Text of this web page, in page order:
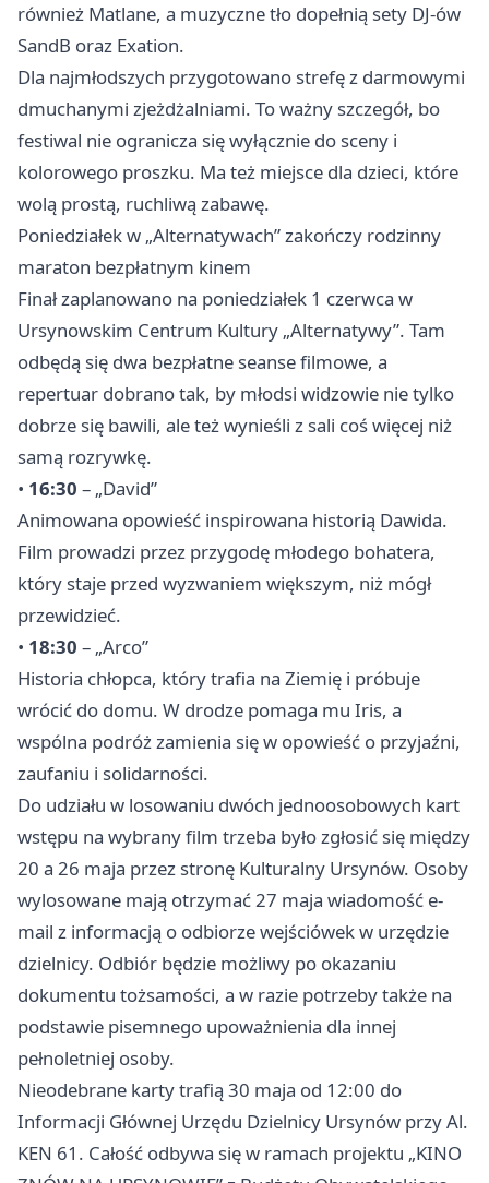
również Matlane, a muzyczne tło dopełnią sety DJ-ów
SandB oraz Exation.
Dla najmłodszych przygotowano strefę z darmowymi
dmuchanymi zjeżdżalniami. To ważny szczegół, bo
festiwal nie ogranicza się wyłącznie do sceny i
kolorowego proszku. Ma też miejsce dla dzieci, które
wolą prostą, ruchliwą zabawę.
Poniedziałek w „Alternatywach” zakończy rodzinny
maraton bezpłatnym kinem
Finał zaplanowano na poniedziałek 1 czerwca w
Ursynowskim Centrum Kultury „Alternatywy”. Tam
odbędą się dwa bezpłatne seanse filmowe, a
repertuar dobrano tak, by młodsi widzowie nie tylko
dobrze się bawili, ale też wynieśli z sali coś więcej niż
samą rozrywkę.
• 16:30 – „David”
Animowana opowieść inspirowana historią Dawida.
Film prowadzi przez przygodę młodego bohatera,
który staje przed wyzwaniem większym, niż mógł
przewidzieć.
• 18:30 – „Arco”
Historia chłopca, który trafia na Ziemię i próbuje
wrócić do domu. W drodze pomaga mu Iris, a
wspólna podróż zamienia się w opowieść o przyjaźni,
zaufaniu i solidarności.
Do udziału w losowaniu dwóch jednoosobowych kart
wstępu na wybrany film trzeba było zgłosić się między
20 a 26 maja przez stronę Kulturalny Ursynów. Osoby
wylosowane mają otrzymać 27 maja wiadomość e-
mail z informacją o odbiorze wejściówek w urzędzie
dzielnicy. Odbiór będzie możliwy po okazaniu
dokumentu tożsamości, a w razie potrzeby także na
podstawie pisemnego upoważnienia dla innej
pełnoletniej osoby.
Nieodebrane karty trafią 30 maja od 12:00 do
Informacji Głównej Urzędu Dzielnicy Ursynów przy Al.
KEN 61. Całość odbywa się w ramach projektu „KINO